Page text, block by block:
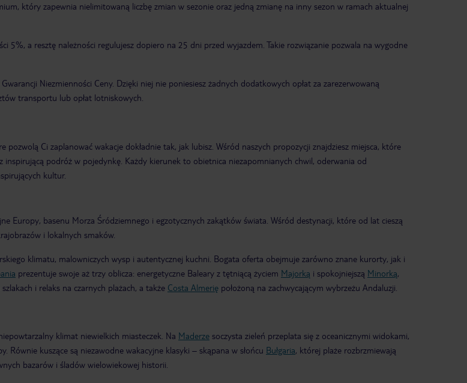
który zapewnia nielimitowaną liczbę zmian w sezonie oraz jedną zmianę na inny sezon w ramach aktualnej
5%, a resztę należności regulujesz dopiero na 25 dni przed wyjazdem. Takie rozwiązanie pozwala na wygodne
Niezmienności Ceny. Dzięki niej nie poniesiesz żadnych dodatkowych opłat za zarezerwowaną
transportu lub opłat lotniskowych.
Ci zaplanować wakacje dokładnie tak, jak lubisz. Wśród naszych propozycji znajdziesz miejsca, które
podróż w pojedynkę. Każdy kierunek to obietnica niezapomnianych chwil, oderwania od
kultur.
Europy, basenu Morza Śródziemnego i egzotycznych zakątków świata. Wśród destynacji, które od lat cieszą
i lokalnych smaków.
klimatu, malowniczych wysp i autentycznej kuchni. Bogata oferta obejmuje zarówno znane kurorty, jak i
prezentuje swoje aż trzy oblicza: energetyczne Baleary z tętniącą życiem Majorką i spokojniejszą Minorką,
i relaks na czarnych plażach, a także Costa Almerię położoną na zachwycającym wybrzeżu Andaluzji.
klimat niewielkich miasteczek. Na Maderze soczysta zieleń przeplata się z oceanicznymi widokami,
kuszące są niezawodne wakacyjne klasyki – skąpana w słońcu Bułgaria, której plaże rozbrzmiewają
bazarów i śladów wielowiekowej historii.